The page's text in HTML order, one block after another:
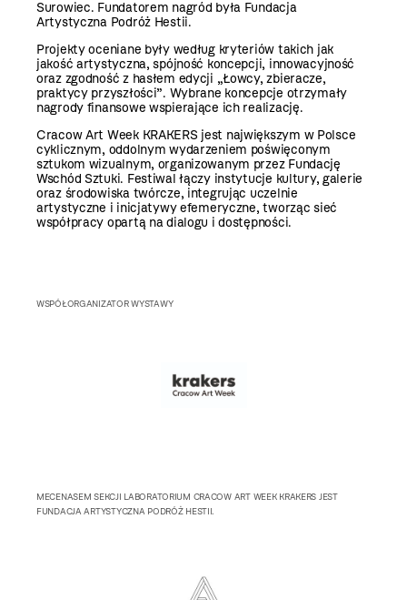
Surowiec. Fundatorem nagród była Fundacja
Artystyczna Podróż Hestii.
Projekty oceniane były według kryteriów takich jak
jakość artystyczna, spójność koncepcji, innowacyjność
oraz zgodność z hasłem edycji „Łowcy, zbieracze,
praktycy przyszłości”. Wybrane koncepcje otrzymały
nagrody finansowe wspierające ich realizację.
Cracow Art Week KRAKERS jest największym w Polsce
cyklicznym, oddolnym wydarzeniem poświęconym
sztukom wizualnym, organizowanym przez Fundację
Wschód Sztuki. Festiwal łączy instytucje kultury, galerie
oraz środowiska twórcze, integrując uczelnie
artystyczne i inicjatywy efemeryczne, tworząc sieć
współpracy opartą na dialogu i dostępności.
WSPÓŁORGANIZATOR WYSTAWY
MECENASEM SEKCJI LABORATORIUM CRACOW ART WEEK KRAKERS JEST
FUNDACJA ARTYSTYCZNA PODRÓŻ HESTII.